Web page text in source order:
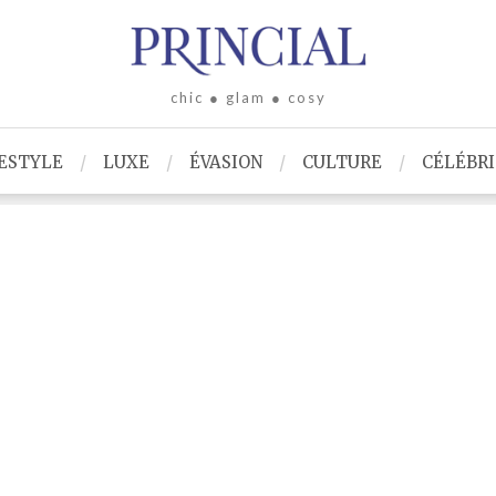
chic ● glam ● cosy
LUXE ÉVASION CULTURE